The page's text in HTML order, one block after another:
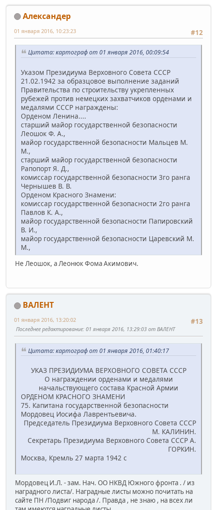
Александер
#12
01 января 2016, 10:23:23
Цитата: картограф от 01 января 2016, 00:09:54
Указом Президиума Верховного Совета СССР
21.02.1942 за образцовое выполнение заданий
Правительства по строительству укрепленных
рубежей против немецких захватчиков орденами и
медалями СССР награждены:
Орденом Ленина....
старший майор государственной безопас­ности
Леошок Ф. А.,
майор государственной безопасности Мальцев М.
М.,
старший майор государственной безопасности
Рапо­порт Я. Д.,
комиссар государственной безопасности 3­го ранга
Чернышев В. В.
Орденом Красного Знамени:
комиссар государствен­ной безопасности 2­го ранга
Павлов К. А.,
майор государственной безопасности Папировский
В. И.,
майор государственной безопас­ности Царевский М.
М.,
Не Леошок, а Леонюк Фома Акимович.
ВАЛЕНТ
#13
01 января 2016, 13:20:02
Последнее редактирование: 01 января 2016, 13:29:03 от ВАЛЕНТ
Цитата: картограф от 01 января 2016, 01:40:17
УКАЗ ПРЕЗИДИУМА ВЕРХОВНОГО СОВЕТА СССР
О награждении орденами и медалями
начальствующего состава Красной Армии
ОРДЕНОМ КРАСНОГО ЗНАМЕНИ
75. Капитана государственной безопасности
Мордовец Иосифа Лаврентьевича.
Председатель Президиума Верховного Совета СССР
М. КАЛИНИН.
Секретарь Президиума Верховного Совета СССР А.
ГОРКИН.
Москва, Кремль 27 марта 1942 с
Мордовец И.Л. - зам. Нач. ОО НКВД Южного фронта . / из
наградного листа/. Наградные листы можно почитать на
сайте ПН /Подвиг народа /. Правда , не знаю , на всех ли